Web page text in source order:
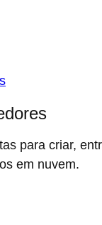
para criar,
em nuvem.